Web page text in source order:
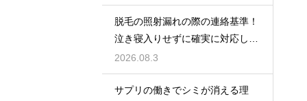
脱毛の照射漏れの際の連絡基準！
泣き寝入りせずに確実に対応して
もらう
2026.08.3
サプリの働きでシミが消える理